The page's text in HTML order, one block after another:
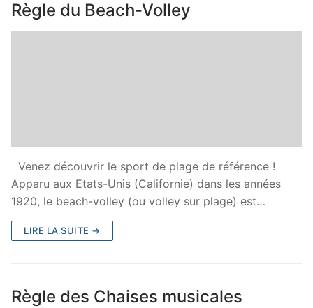
Règle du Beach-Volley
Venez découvrir le sport de plage de référence !
Apparu aux Etats-Unis (Californie) dans les années
1920, le beach-volley (ou volley sur plage) est…
LIRE LA SUITE →
Règle des Chaises musicales